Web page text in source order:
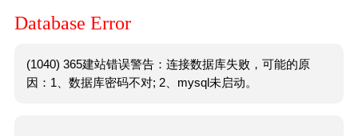
Database Error
(1040) 365建站错误警告：连接数据库失败，可能的原
因：1、数据库密码不对; 2、mysql未启动。